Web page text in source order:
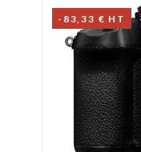
-83,33 € HT